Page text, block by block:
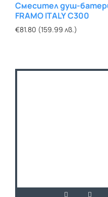
Смесител душ-
FRAMO ITALY C300
€81.80 (159.99 лв.)